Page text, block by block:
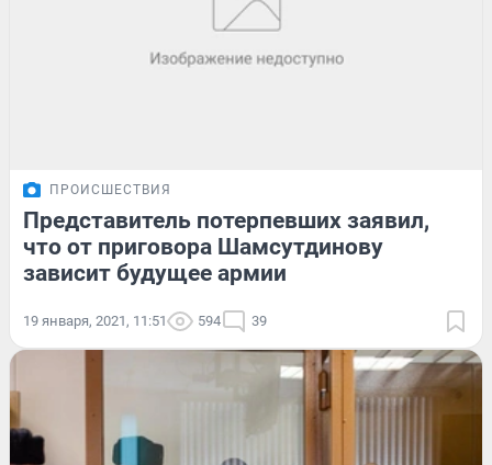
ПРОИСШЕСТВИЯ
Представитель потерпевших заявил,
что от приговора Шамсутдинову
зависит будущее армии
19 января, 2021, 11:51 594 39